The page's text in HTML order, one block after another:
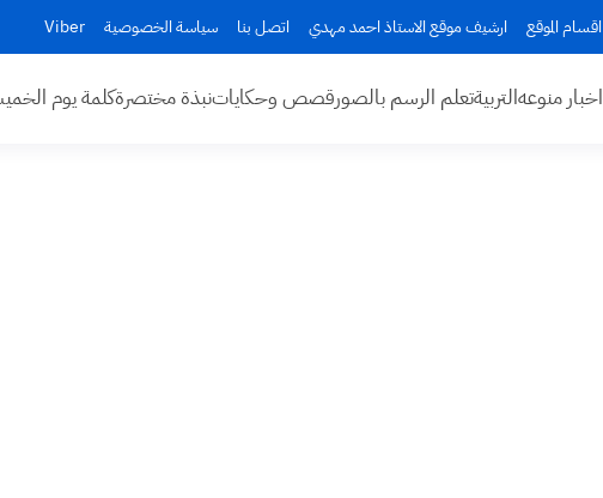
اقسام الموقع ارشيف موقع الاستاذ احمد مهدي اتصل بنا سياسة الخصوصية Viber
اخبار منوعهالتربيةتعلم الرسم بالصورقصص وحكاياتنبذة مختصرةكلمة يوم